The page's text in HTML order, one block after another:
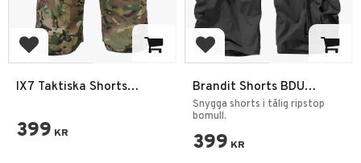
Lägg till i favoriter
IX7 Taktiska Shorts
399 KR
Lägg till i favoriter
Brandit Shorts BDU
Ripstop Easy Fit
Snygga shorts i tålig ripstop
bomull.
399 KR